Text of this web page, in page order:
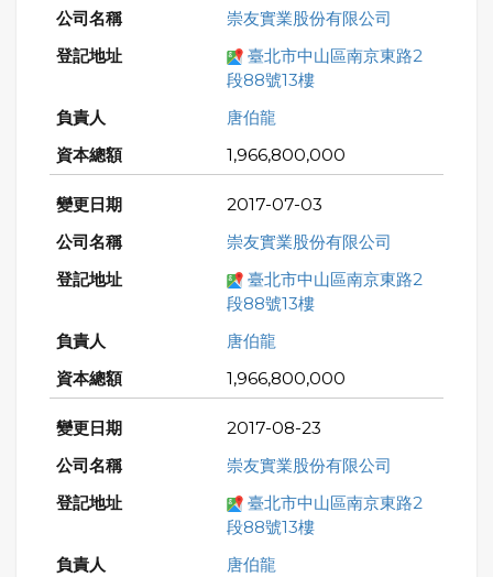
崇友實業股份有限公司
臺北市中山區南京東路2
段88號13樓
唐伯龍
1,966,800,000
2017-07-03
崇友實業股份有限公司
臺北市中山區南京東路2
段88號13樓
唐伯龍
1,966,800,000
2017-08-23
崇友實業股份有限公司
臺北市中山區南京東路2
段88號13樓
唐伯龍